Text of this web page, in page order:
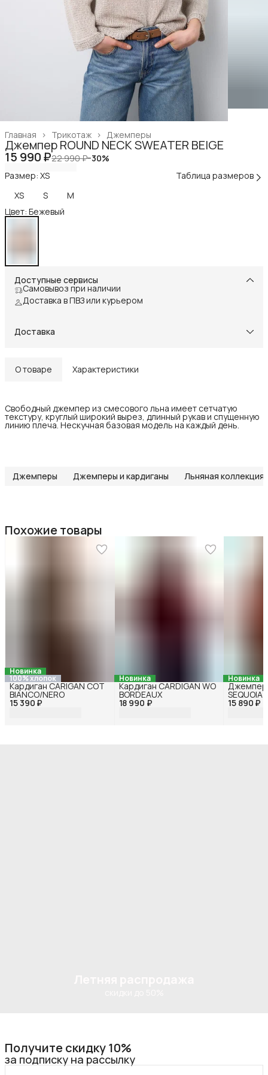
Джемперы
Трикотаж ›
Главная ›
Джемпер ROUND NECK SWEATER BEIGE
15 990 ₽22 990 ₽−30%
Размер: XS
Таблица размеров
XS
S
M
Цвет: Бежевый
Доступные сервисы
Самовывоз при наличии
Доставка в ПВЗ или курьером
Доставка
О товаре Характеристики
Свободный джемпер из смесового льна имеет сетчатую
текстуру, круглый широкий вырез, длинный рукав и спущенную
линию плеча. Нескучная базовая модель на каждый день.
Джемперы Джемперы и кардиганы Льняная коллекция
Похожие товары
Новинка
100% хлопок
15 390 ₽
Кардиган CARIGAN COT
BIANCO/NERO
Новинка
18 990 ₽
Кардиган CARDIGAN WO
BORDEAUX
Новинка
15 890 ₽
Джемпер
SEQUOIA
Получите скидку 10%
за подписку на рассылку